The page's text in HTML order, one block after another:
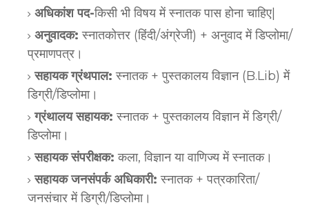
अधिकांश पद-किसी भी विषय में स्नातक पास होना चाहिए|
अनुवादक: स्नातकोत्तर (हिंदी/अंग्रेजी) + अनुवाद में डिप्लोमा/
प्रमाणपत्र।
सहायक ग्रंथपाल: स्नातक + पुस्तकालय विज्ञान (B.Lib) में
डिग्री/डिप्लोमा।
ग्रंथालय सहायक: स्नातक + पुस्तकालय विज्ञान में डिग्री/
डिप्लोमा।
सहायक संपरीक्षक: कला, विज्ञान या वाणिज्य में स्नातक।
सहायक जनसंपर्क अधिकारी: स्नातक + पत्रकारिता/
जनसंचार में डिग्री/डिप्लोमा।